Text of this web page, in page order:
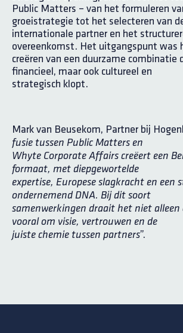
Public Matters – van het formuleren
groeistrategie tot het selecteren van
internationale partner en het
overeenkomst. Het uitgangspunt was
creëren van een duurzame combinatie
financieel, maar ook cultureel en
strategisch klopt.
Mark van Beusekom, Partner bij
fusie tussen Public Matters en
Whyte Corporate Affairs creëert een
formaat, met diepgewortelde
expertise, Europese slagkracht en een
ondernemend DNA. Bij dit soort
samenwerkingen draait het niet alleen
vooral om visie, vertrouwen en de
juiste chemie tussen partners”.